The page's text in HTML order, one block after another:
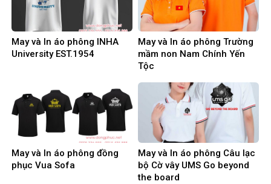
May và In áo phông INHA
University EST.1954
May và In áo phông Trường
mầm non Nam Chính Yến
Tộc
May và In áo phông đồng
phục Vua Sofa
May và In áo phông Câu lạc
bộ Cờ vây UMS Go beyond
the board